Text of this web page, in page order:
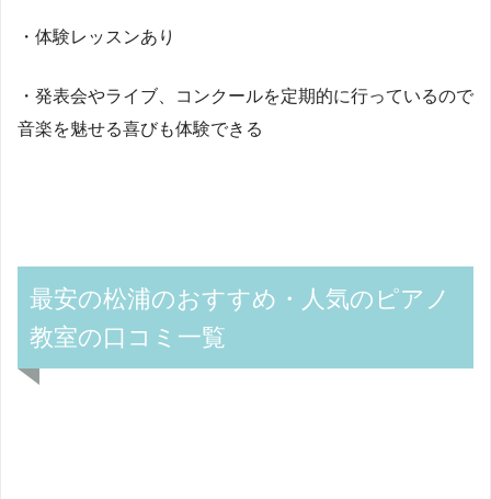
・体験レッスンあり
・発表会やライブ、コンクールを定期的に行っているので
音楽を魅せる喜びも体験できる
最安の松浦のおすすめ・人気のピアノ
教室の口コミ一覧